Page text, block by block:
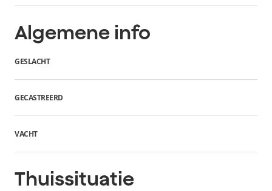
Algemene info
GESLACHT
GECASTREERD
VACHT
Thuissituatie